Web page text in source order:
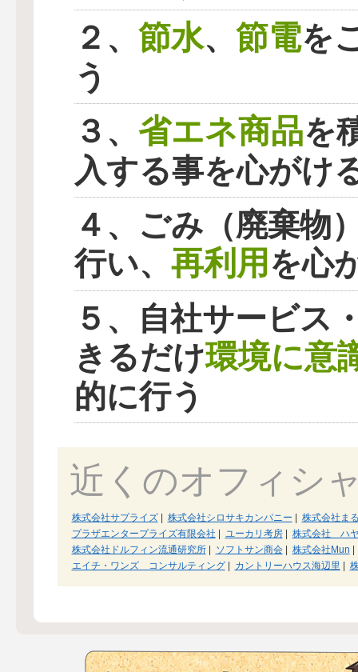
２、 節水、 節電を
う
３、 省エネ商品を
入する事を心がけ
４、ごみ（廃棄物
行い、 再利用を心
５、自社サービス
きるだけ環境に意
的に行う
近くのオフィシ
株式会社サプライズ| 株式会社シロサキカンパニー
株式会社ま
プラザエンタープライズ有限会社
ユーカリ考房|
株式会社 ハ
株式会社ドルフィン流通研究所| ソフトサン商会| 株式会社Mun
エイチ・ワンズ コンサルティング| カントリーハウス海辺里